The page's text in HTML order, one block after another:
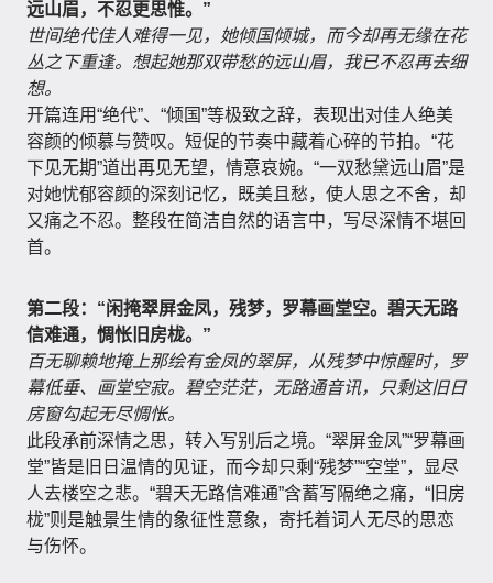
远山眉，不忍更思惟。”
世间绝代佳人难得一见，她倾国倾城，而今却再无缘在花
丛之下重逢。想起她那双带愁的远山眉，我已不忍再去细
想。
开篇连用“绝代”、“倾国”等极致之辞，表现出对佳人绝美
容颜的倾慕与赞叹。短促的节奏中藏着心碎的节拍。“花
下见无期”道出再见无望，情意哀婉。“一双愁黛远山眉”是
对她忧郁容颜的深刻记忆，既美且愁，使人思之不舍，却
又痛之不忍。整段在简洁自然的语言中，写尽深情不堪回
首。
第二段：“闲掩翠屏金凤，残梦，罗幕画堂空。碧天无路
信难通，惆怅旧房栊。”
百无聊赖地掩上那绘有金凤的翠屏，从残梦中惊醒时，罗
幕低垂、画堂空寂。碧空茫茫，无路通音讯，只剩这旧日
房窗勾起无尽惆怅。
此段承前深情之思，转入写别后之境。“翠屏金凤”“罗幕画
堂”皆是旧日温情的见证，而今却只剩“残梦”“空堂”，显尽
人去楼空之悲。“碧天无路信难通”含蓄写隔绝之痛，“旧房
栊”则是触景生情的象征性意象，寄托着词人无尽的思恋
与伤怀。